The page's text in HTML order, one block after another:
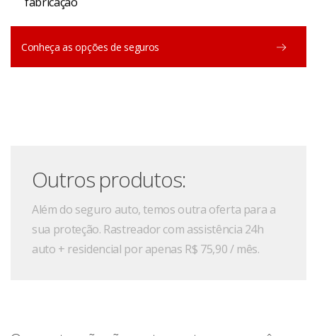
Conheça as opções de seguros
Outros produtos:
Além do seguro auto, temos outra oferta para a
sua proteção. Rastreador com assistência 24h
auto + residencial por apenas R$ 75,90 / mês.